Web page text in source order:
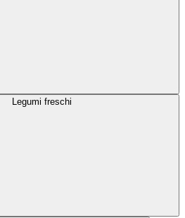
Legumi freschi